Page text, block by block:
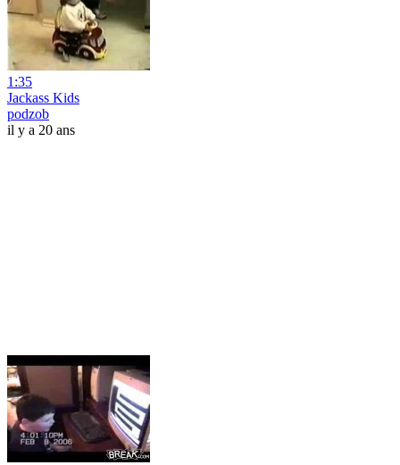
1:35
Jackass Kids
podzob
il y a 20 ans